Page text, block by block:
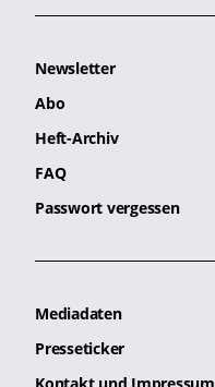
Newsletter
Abo
Heft-Archiv
FAQ
Passwort vergessen
Mediadaten
Presseticker